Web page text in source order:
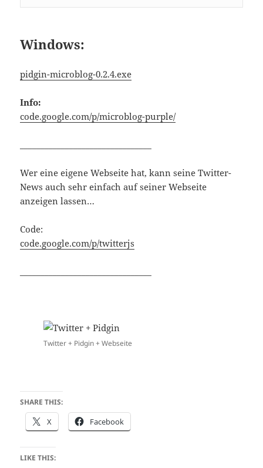
Windows:
pidgin-microblog-0.2.4.exe
Info:
code.google.com/p/microblog-purple/
Wer eine eigene Webseite hat, kann seine Twitter-
News auch sehr einfach auf seiner Webseite
anzeigen lassen…
Code:
code.google.com/p/twitterjs
Twitter + Pidgin + Webseite
SHARE THIS:
X Facebook
LIKE THIS: